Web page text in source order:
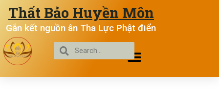
Thất Bảo Huyền Môn
Gắn kết nguồn ân Tha Lực Phật điển